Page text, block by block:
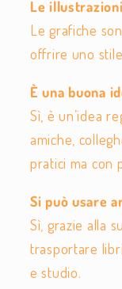
Le
Le grafiche
offrire uno
È una buona
Sì, è un’idea
amiche,
pratici ma con
Si può usare
Sì, grazie alla
trasportare
e studio.